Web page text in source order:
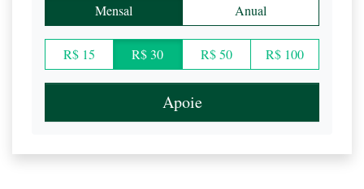
Mensal Anual
R$ 15 R$ 30 R$ 50 R$ 100
Apoie